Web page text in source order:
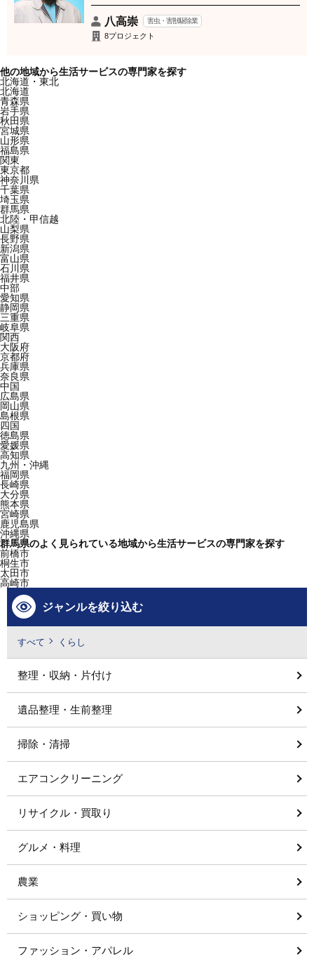
八高崇 害虫・害獣駆除業
8プロジェクト
他の地域から生活サービスの専門家を探す
北海道・東北
北海道
青森県
岩手県
秋田県
宮城県
山形県
福島県
関東
東京都
神奈川県
千葉県
埼玉県
群馬県
北陸・甲信越
山梨県
長野県
新潟県
富山県
石川県
福井県
中部
愛知県
静岡県
三重県
岐阜県
関西
大阪府
京都府
兵庫県
奈良県
中国
広島県
岡山県
島根県
四国
徳島県
愛媛県
高知県
九州・沖縄
福岡県
長崎県
大分県
熊本県
宮崎県
鹿児島県
沖縄県
群馬県のよく見られている地域から生活サービスの専門家を探す
前橋市
桐生市
太田市
高崎市
ジャンルを絞り込む
すべて くらし
整理・収納・片付け
遺品整理・生前整理
掃除・清掃
エアコンクリーニング
リサイクル・買取り
グルメ・料理
農業
ショッピング・買い物
ファッション・アパレル